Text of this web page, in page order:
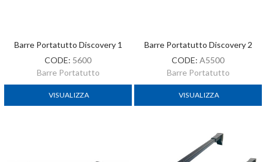
Barre Portatutto Discovery 1
CODE: 5600
Barre Portatutto
VISUALIZZA
Barre Portatutto Discovery 2
CODE: A5500
Barre Portatutto
VISUALIZZA